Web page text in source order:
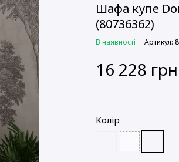
Шафа купе
(80736362)
В наявності Артикул:
16 228 грн
Колір